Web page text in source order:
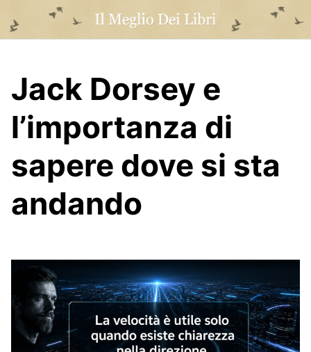
content
Jack Dorsey e
l’importanza di
sapere dove si sta
andando